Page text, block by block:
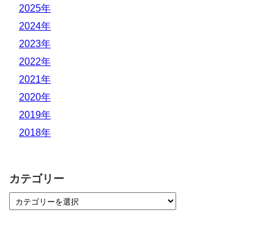
2025年
2024年
2023年
2022年
2021年
2020年
2019年
2018年
カテゴリー